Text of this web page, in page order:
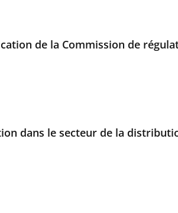
de la Commission de
dans le secteur de la